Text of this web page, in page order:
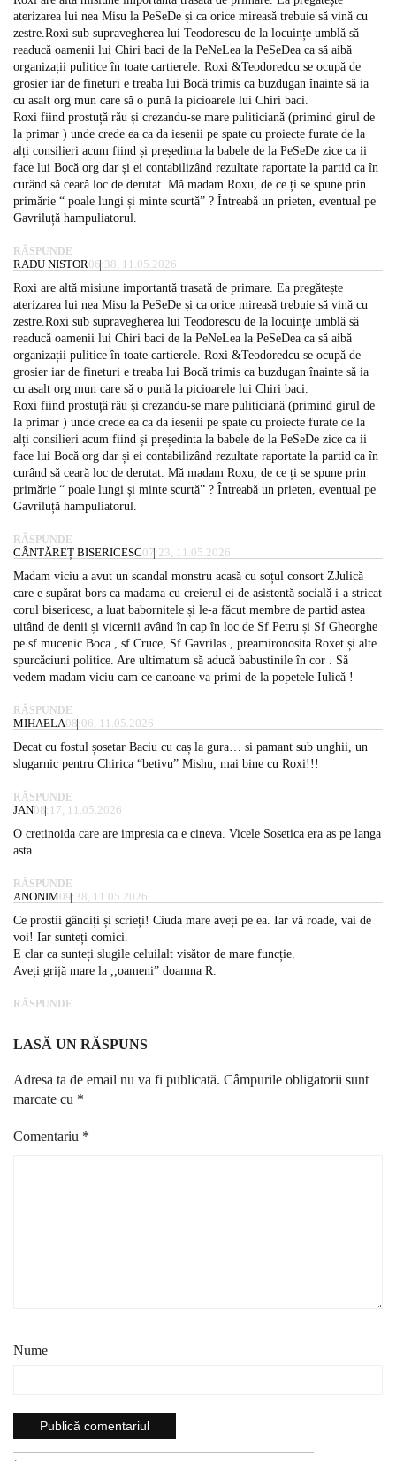
aterizarea lui nea Misu la PeSeDe și ca orice mireasă trebuie să vină cu
zestre.Roxi sub supravegherea lui Teodorescu de la locuințe umblă să
readucă oamenii lui Chiri baci de la PeNeLea la PeSeDea ca să aibă
organizații pulitice în toate cartierele. Roxi &Teodoredcu se ocupă de
grosier iar de fineturi e treaba lui Bocă trimis ca buzdugan înainte să ia
cu asalt org mun care să o pună la picioarele lui Chiri baci.
Roxi fiind prostuță rău și crezandu-se mare puliticiană (primind girul de
la primar ) unde crede ea ca da iesenii pe spate cu proiecte furate de la
alți consilieri acum fiind și președinta la babele de la PeSeDe zice ca ii
face lui Bocă org dar și ei contabilizând rezultate raportate la partid ca în
curând să ceară loc de derutat. Mă madam Roxu, de ce ți se spune prin
primărie “ poale lungi și minte scurtă” ? Întreabă un prieten, eventual pe
Gavriluță hampuliatorul.
RĂSPUNDE
RADU NISTOR06:38, 11.05.2026
Roxi are altă misiune importantă trasată de primare. Ea pregătește
aterizarea lui nea Misu la PeSeDe și ca orice mireasă trebuie să vină cu
zestre.Roxi sub supravegherea lui Teodorescu de la locuințe umblă să
readucă oamenii lui Chiri baci de la PeNeLea la PeSeDea ca să aibă
organizații pulitice în toate cartierele. Roxi &Teodoredcu se ocupă de
grosier iar de fineturi e treaba lui Bocă trimis ca buzdugan înainte să ia
cu asalt org mun care să o pună la picioarele lui Chiri baci.
Roxi fiind prostuță rău și crezandu-se mare puliticiană (primind girul de
la primar ) unde crede ea ca da iesenii pe spate cu proiecte furate de la
alți consilieri acum fiind și președinta la babele de la PeSeDe zice ca ii
face lui Bocă org dar și ei contabilizând rezultate raportate la partid ca în
curând să ceară loc de derutat. Mă madam Roxu, de ce ți se spune prin
primărie “ poale lungi și minte scurtă” ? Întreabă un prieten, eventual pe
Gavriluță hampuliatorul.
RĂSPUNDE
CÂNTĂREȚ BISERICESC07:23, 11.05.2026
Madam viciu a avut un scandal monstru acasă cu soțul consort ZJulică
care e supărat bors ca madama cu creierul ei de asistentă socială i-a stricat
corul bisericesc, a luat babornitele și le-a făcut membre de partid astea
uitând de denii și vicernii având în cap în loc de Sf Petru și Sf Gheorghe
pe sf mucenic Boca , sf Cruce, Sf Gavrilas , preamironosita Roxet și alte
spurcăciuni politice. Are ultimatum să aducă babustinile în cor . Să
vedem madam viciu cam ce canoane va primi de la popetele Iulică !
RĂSPUNDE
MIHAELA08:06, 11.05.2026
Decat cu fostul șosetar Baciu cu caș la gura… si pamant sub unghii, un
slugarnic pentru Chirica “betivu” Mishu, mai bine cu Roxi!!!
RĂSPUNDE
JAN08:17, 11.05.2026
O cretinoida care are impresia ca e cineva. Vicele Sosetica era as pe langa
asta.
RĂSPUNDE
ANONIM09:38, 11.05.2026
Ce prostii gândiți și scrieți! Ciuda mare aveți pe ea. Iar vă roade, vai de
voi! Iar sunteți comici.
E clar ca sunteți slugile celuilalt visător de mare funcție.
Aveți grijă mare la ,,oameni” doamna R.
RĂSPUNDE
LASĂ UN RĂSPUNS
Adresa ta de email nu va fi publicată. Câmpurile obligatorii sunt
marcate cu *
Comentariu *
Nume
`